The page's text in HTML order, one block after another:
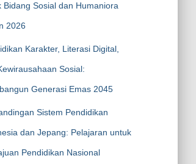
Bidang Sosial dan Humaniora
2026
Karakter, Literasi Digital,
Sosial:
Generasi Emas 2045
Sistem Pendidikan
dan Jepang: Pelajaran untuk
Pendidikan Nasional